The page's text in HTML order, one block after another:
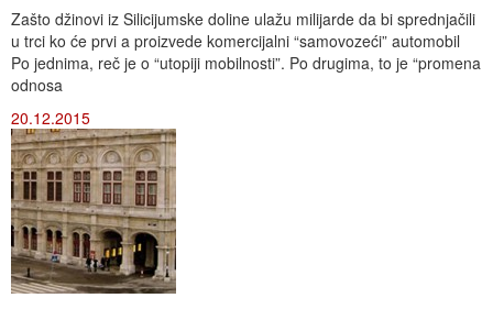
Zašto džinovi iz Silicijumske doline ulažu milijarde da bi sprednjačili
u trci ko će prvi a proizvede komercijalni “samovozeći” automobil
Po jednima, reč je o “utopiji mobilnosti”. Po drugima, to je “promena
odnosa
20.12.2015